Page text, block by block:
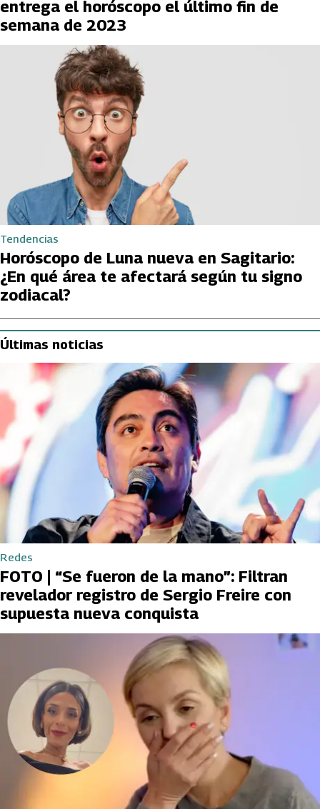
entrega el horóscopo el último fin de
semana de 2023
Tendencias
Horóscopo de Luna nueva en Sagitario:
¿En qué área te afectará según tu signo
zodiacal?
Últimas noticias
Redes
FOTO | “Se fueron de la mano”: Filtran
revelador registro de Sergio Freire con
supuesta nueva conquista